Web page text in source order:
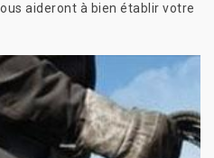
aideront à bien établir votre